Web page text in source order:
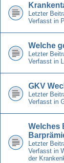
Letzter
Verfasst in
Welche
Letzter
Verfasst in
GKV
Letzter
Verfasst in
Welches
Letzter
Verfasst in
der